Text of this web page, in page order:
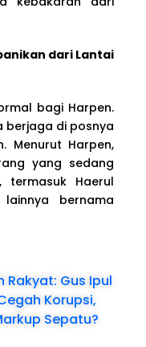
dari Lantai
bagi Harpen.
berjaga di posnya
Menurut Harpen,
yang sedang
Haerul
bernama
Rakyat: Gus Ipul
Korupsi,
Sepatu?